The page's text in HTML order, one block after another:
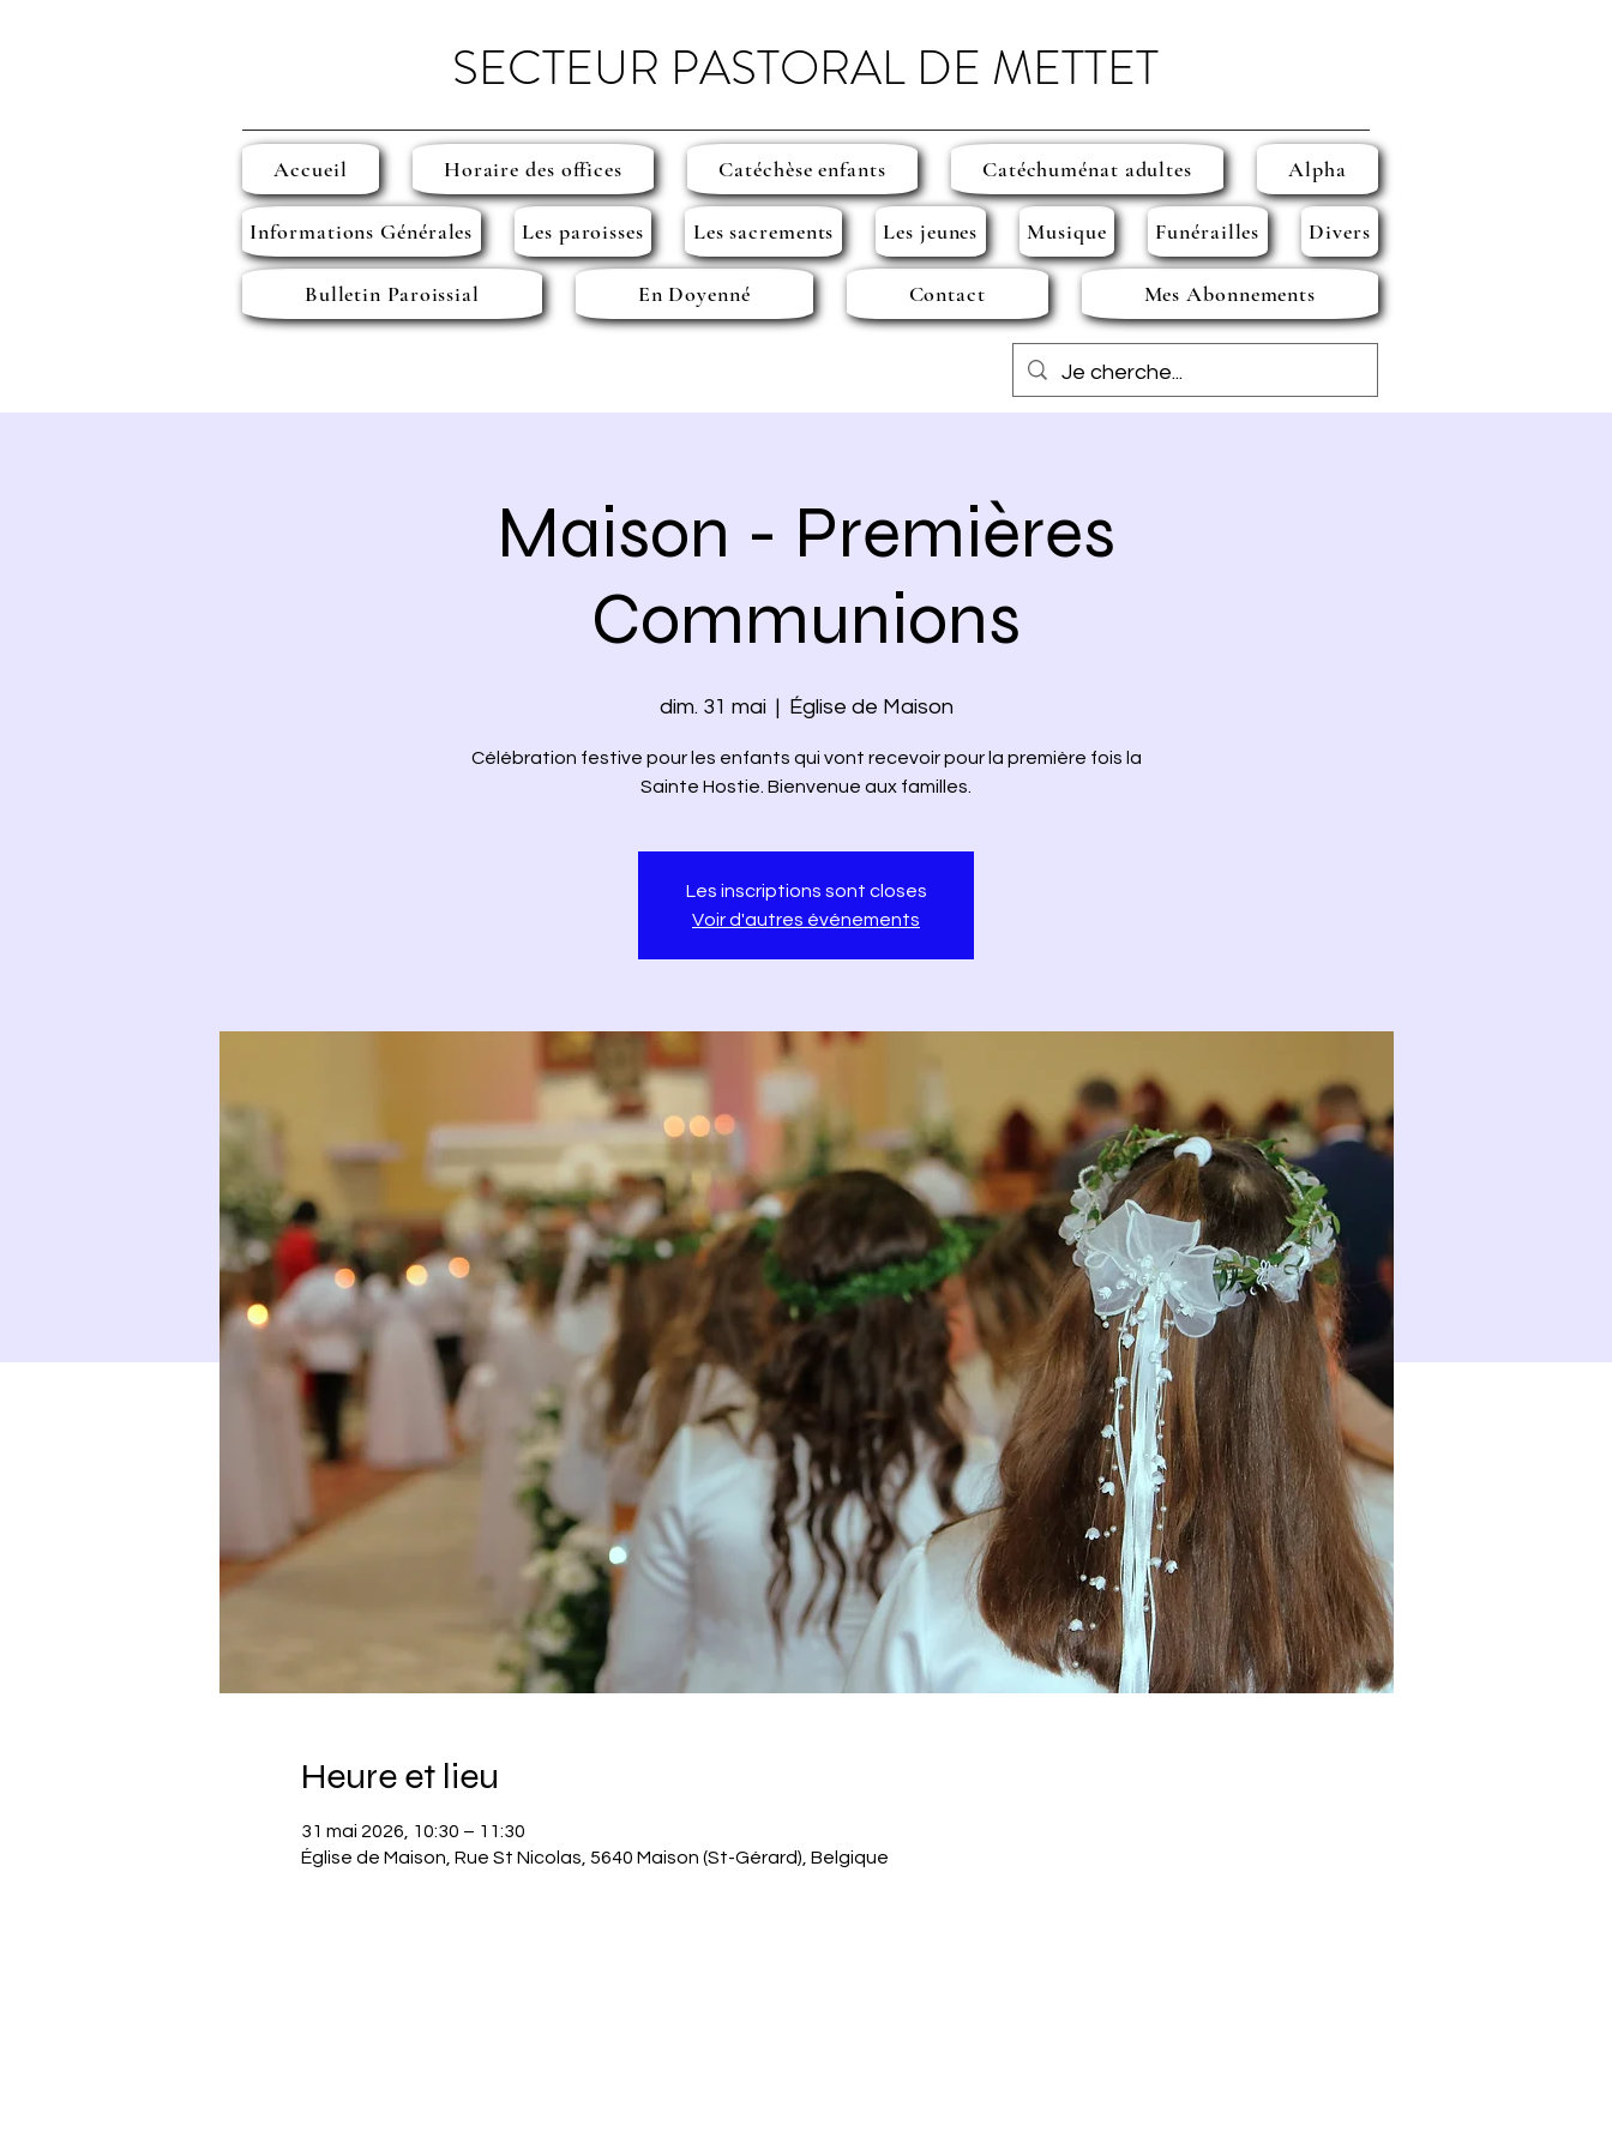
SECTEUR PASTORAL DE METTET
Accueil Horaire des offices Catéchèse enfants Catéchuménat adultes Alpha
Informations Générales Les paroisses Les sacrements Les jeunes Musique Funérailles Divers
Bulletin Paroissial En Doyenné Contact Mes Abonnements
Maison - Premières
Communions
dim. 31 mai
  |
Église de Maison
Célébration festive pour les enfants qui vont recevoir pour la première fois la
Sainte Hostie. Bienvenue aux familles.
Les inscriptions sont closes
Voir d'autres événements
Heure et lieu
31 mai 2026, 10:30 – 11:30
Église de Maison, Rue St Nicolas, 5640 Maison (St-Gérard), Belgique